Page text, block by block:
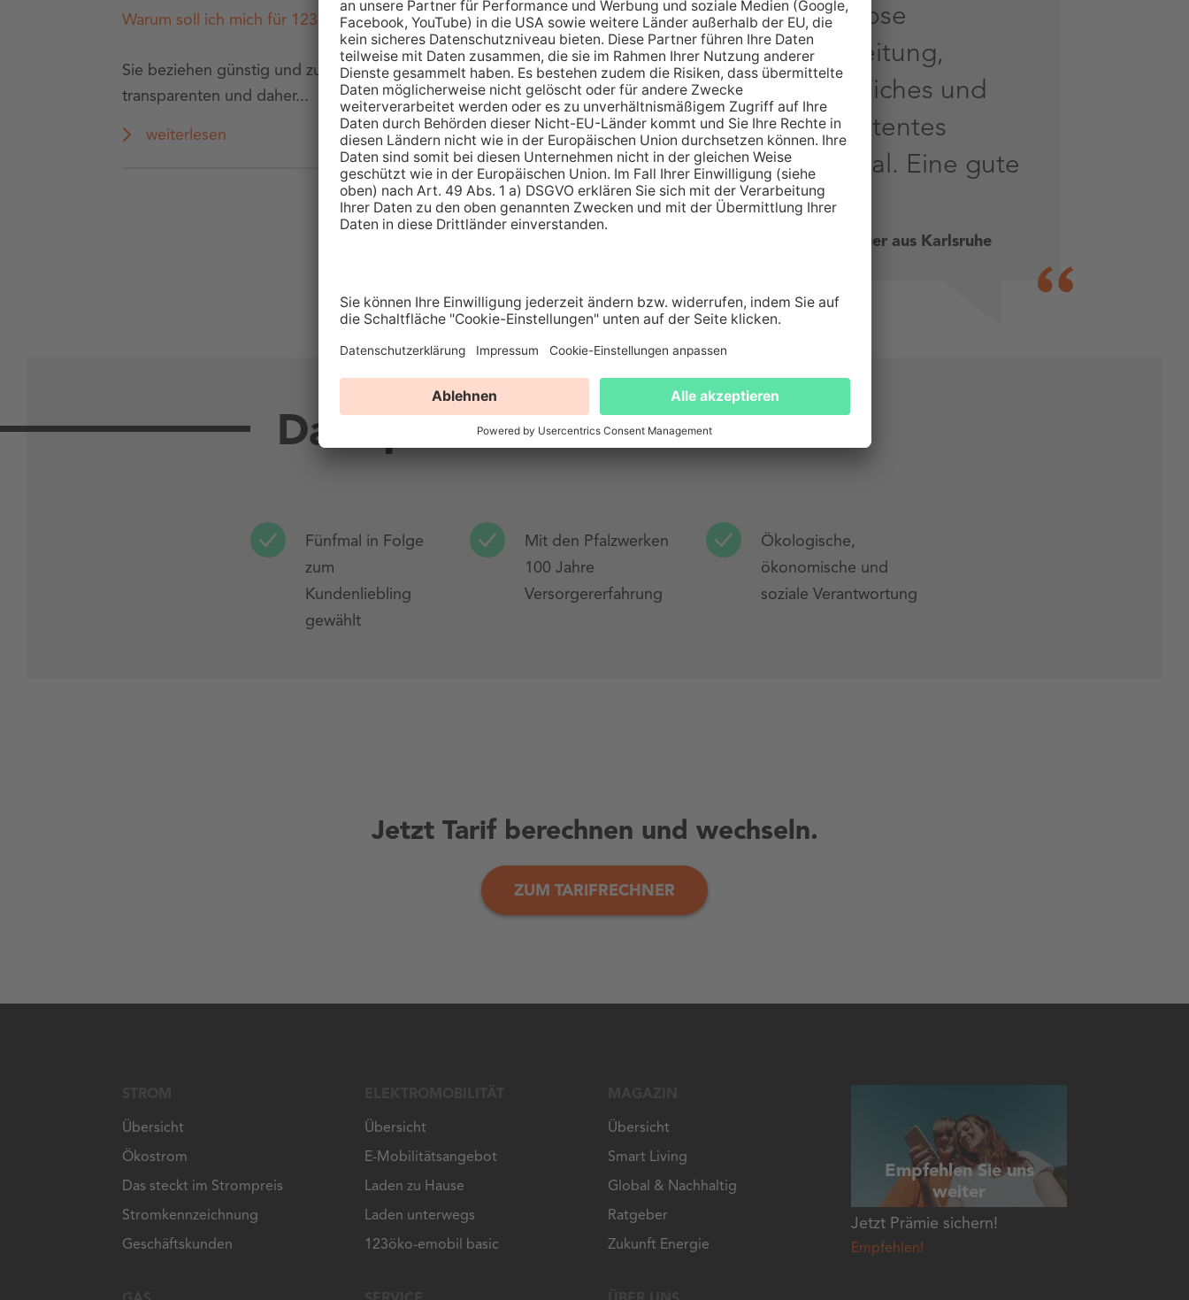
Warum soll ich mich für 123energie entscheiden?
Sie beziehen günstig und zuverlässig Energie von uns. Sie profitieren von
transparenten und daher...
weiterlesen
fehlerlose
Bearbeitung,
freundliches und
kompetentes
Personal. Eine gute
Wahl.
Sabine Bauer aus Karlsruhe
Das spricht für sich
Fünfmal in Folge
zum
Kundenliebling
gewählt
Mit den Pfalzwerken
100 Jahre
Versorgererfahrung
Ökologische,
ökonomische und
soziale Verantwortung
Jetzt Tarif berechnen und wechseln.
ZUM TARIFRECHNER
Übersicht
Ökostrom
Das steckt im Strompreis
Stromkennzeichnung
Geschäftskunden
Übersicht
E-Mobilitätsangebot
Laden zu Hause
Laden unterwegs
123öko-emobil basic
Übersicht
Smart Living
Global & Nachhaltig
Ratgeber
Zukunft Energie
Empfehlen Sie uns
weiter
Jetzt Prämie sichern!
Empfehlen!